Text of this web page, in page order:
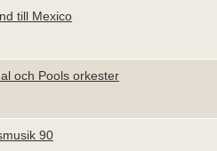
till Mexico
och Pools orkester
90